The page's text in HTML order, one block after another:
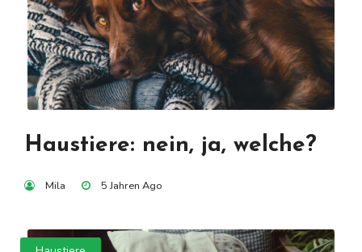
Haustiere: nein, ja, welche?
Mila 5 Jahren Ago